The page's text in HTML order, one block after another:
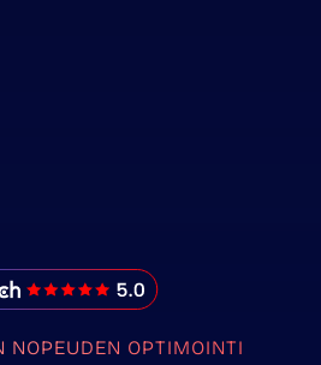
Reviews
NOPEUDEN OPTIMOINTI